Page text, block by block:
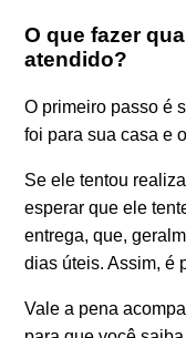
O que fazer
atendido?
O primeiro passo é
foi para sua casa e
Se ele tentou
esperar que ele
entrega, que,
dias úteis. Assim, é
Vale a pena